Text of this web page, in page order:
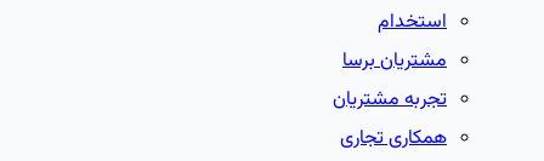
استخدام
مشتریان برسا
تجربه مشتریان
همکاری تجاری